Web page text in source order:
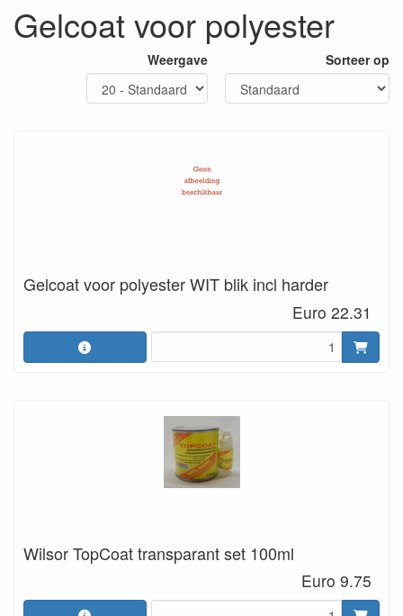
Gelcoat voor polyester
Weergave Sorteer op
Gelcoat voor polyester WIT blik incl harder
Euro 22.31
Wilsor TopCoat transparant set 100ml
Euro 9.75